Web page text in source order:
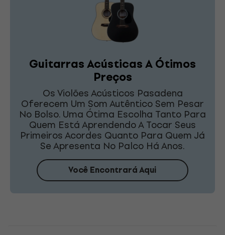
Guitarras Acústicas A Ótimos
Preços
Os Violões Acústicos Pasadena
Oferecem Um Som Autêntico Sem Pesar
No Bolso. Uma Ótima Escolha Tanto Para
Quem Está Aprendendo A Tocar Seus
Primeiros Acordes Quanto Para Quem Já
Se Apresenta No Palco Há Anos.
Você Encontrará Aqui